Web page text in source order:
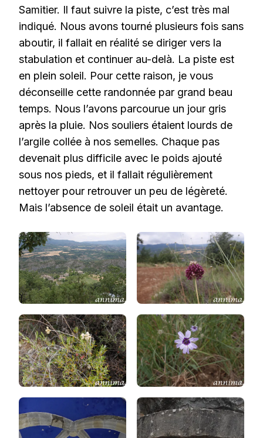
Samitier. Il faut suivre la piste, c’est très mal
indiqué. Nous avons tourné plusieurs fois sans
aboutir, il fallait en réalité se diriger vers la
stabulation et continuer au-delà. La piste est
en plein soleil. Pour cette raison, je vous
déconseille cette randonnée par grand beau
temps. Nous l’avons parcourue un jour gris
après la pluie. Nos souliers étaient lourds de
l’argile collée à nos semelles. Chaque pas
devenait plus difficile avec le poids ajouté
sous nos pieds, et il fallait régulièrement
nettoyer pour retrouver un peu de légèreté.
Mais l’absence de soleil était un avantage.